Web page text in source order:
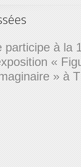
participe à la
«
» à